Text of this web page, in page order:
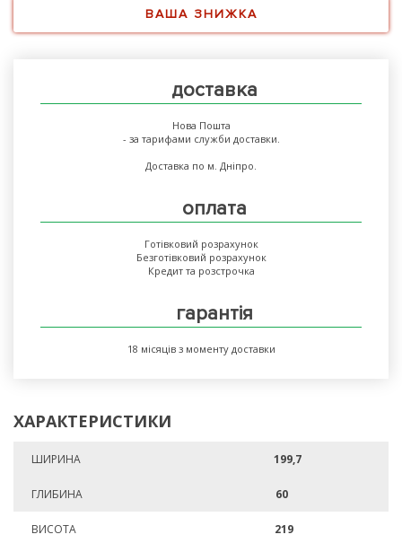
ВАША ЗНИЖКА
доставка
Нова Пошта
- за тарифами служби доставки.
Доставка по м. Дніпро.
оплата
Готівковий розрахунок
Безготівковий розрахунок
Кредит та розстрочка
гарантія
18 місяців з моменту доставки
ХАРАКТЕРИСТИКИ
ШИРИНА 199,7
ГЛИБИНА 60
ВИСОТА 219